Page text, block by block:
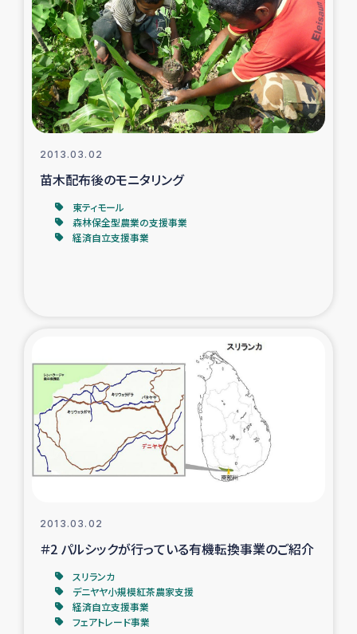
トルコ・シリア地震被災者支援
デニヤヤ小規模紅茶農家支援
コーヒー生産者支援
アイナロ県マウベシ郡でのコーヒー畑改善事業
ベイルート大規模爆発被災者支援
女性の生計向上支援
2013.03.02
苗木配布後のモニタリング
東ティモール
森林保全型農業の支援事業
経済自立支援事業
2013.03.02
＃2 パルシックが行っている有機転換事業のご紹介
スリランカ
デニヤヤ小規模紅茶農家支援
経済自立支援事業
フェアトレード事業